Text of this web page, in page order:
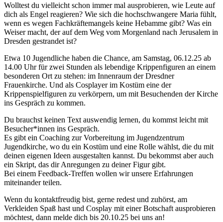
Wolltest du vielleicht schon immer mal ausprobieren, wie Leute auf
dich als Engel reagieren? Wie sich die hochschwangere Maria fühlt,
wenn es wegen Fachkräftemangels keine Hebamme gibt? Was ein
Weiser macht, der auf dem Weg vom Morgenland nach Jerusalem in
Dresden gestrandet ist?
Etwa 10 Jugendliche haben die Chance, am Samstag, 06.12.25 ab
14.00 Uhr für zwei Stunden als lebendige Krippenfiguren an einem
besonderen Ort zu stehen: im Innenraum der Dresdner
Frauenkirche. Und als Cosplayer im Kostüm eine der
Krippenspielfiguren zu verkörpern, um mit Besuchenden der Kirche
ins Gespräch zu kommen.
Du brauchst keinen Text auswendig lernen, du kommst leicht mit
Besucher*innen ins Gespräch.
Es gibt ein Coaching zur Vorbereitung im Jugendzentrum
Jugendkirche, wo du ein Kostüm und eine Rolle wählst, die du mit
deinen eigenen Ideen ausgestalten kannst. Du bekommst aber auch
ein Skript, das dir Anregungen zu deiner Figur gibt.
Bei einem Feedback-Treffen wollen wir unsere Erfahrungen
miteinander teilen.
Wenn du kontaktfreudig bist, gerne redest und zuhörst, am
Verkleiden Spaß hast und Cosplay mit einer Botschaft ausprobieren
möchtest, dann melde dich bis 20.10.25 bei uns an!